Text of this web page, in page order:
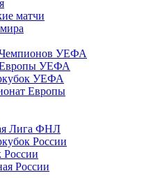
матчи
УЕФА
УЕФА
УЕФА
Европы
Лига ФНЛ
России
России
России